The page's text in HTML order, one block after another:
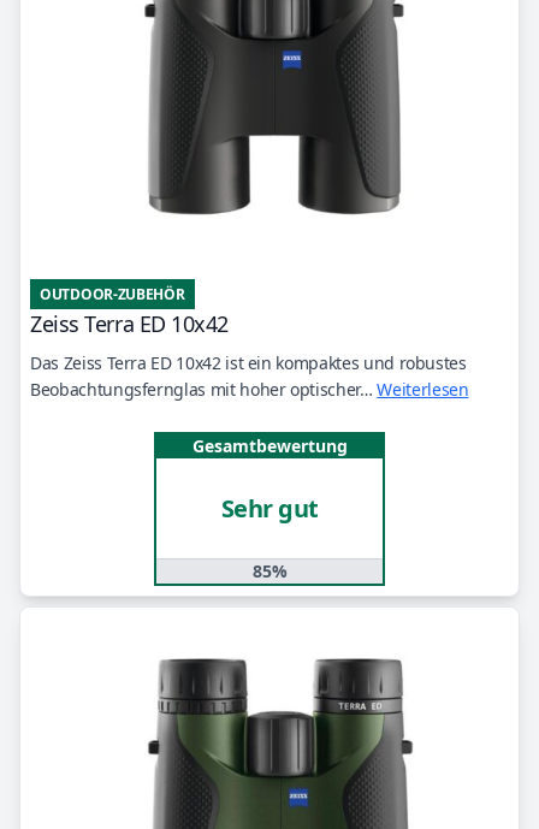
OUTDOOR-ZUBEHÖR
Zeiss Terra ED 10x42
Das Zeiss Terra ED 10x42 ist ein kompaktes und robustes
Beobachtungsfernglas mit hoher optischer…Weiterlesen
Gesamtbewertung
Sehr gut
85%